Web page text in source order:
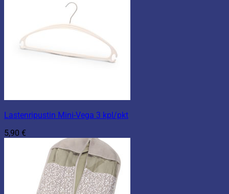
Lastenripustin Mini-Vega 3 kpl/pkt
5,90 €